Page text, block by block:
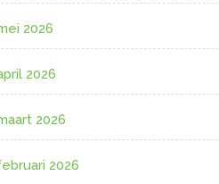
2026
2026
2026
2026